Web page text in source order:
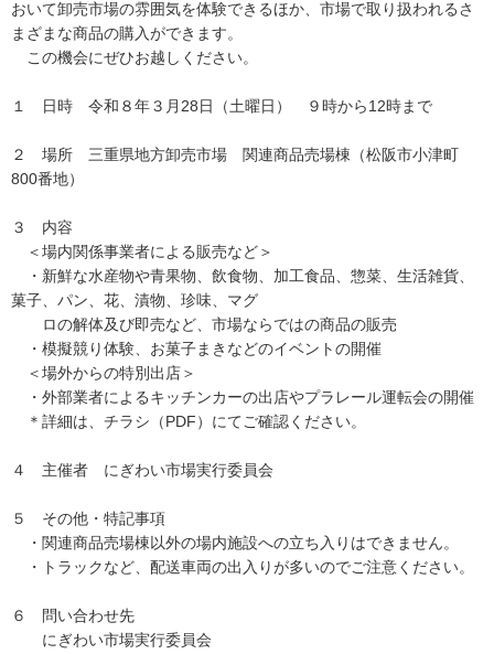
おいて卸売市場の雰囲気を体験できるほか、市場で取り扱われるさ
まざまな商品の購入ができます。
この機会にぜひお越しください。
１ 日時 令和８年３月28日（土曜日） ９時から12時まで
２ 場所 三重県地方卸売市場 関連商品売場棟（松阪市小津町
800番地）
３ 内容
＜場内関係事業者による販売など＞
・新鮮な水産物や青果物、飲食物、加工食品、惣菜、生活雑貨、
菓子、パン、花、漬物、珍味、マグ
ロの解体及び即売など、市場ならではの商品の販売
・模擬競り体験、お菓子まきなどのイベントの開催
＜場外からの特別出店＞
・外部業者によるキッチンカーの出店やプラレール運転会の開催
＊詳細は、チラシ（PDF）にてご確認ください。
４ 主催者 にぎわい市場実行委員会
５ その他・特記事項
・関連商品売場棟以外の場内施設への立ち入りはできません。
・トラックなど、配送車両の出入りが多いのでご注意ください。
６ 問い合わせ先
にぎわい市場実行委員会